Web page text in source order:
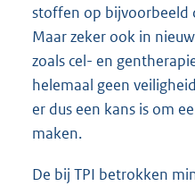
stoffen op bijvoorbeeld
Maar zeker ook in
zoals cel- en
helemaal geen
er dus een kans is om
maken.
De bij TPI betrokken